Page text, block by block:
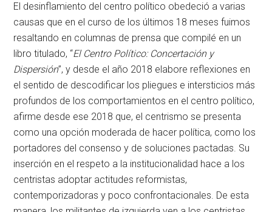
El desinflamiento del centro político obedeció a varias
causas que en el curso de los últimos 18 meses fuimos
resaltando en columnas de prensa que compilé en un
libro titulado, “El Centro Político: Concertación y
Dispersión”, y desde el año 2018 elabore reflexiones en
el sentido de descodificar los pliegues e intersticios más
profundos de los comportamientos en el centro político,
afirme desde ese 2018 que, el centrismo se presenta
como una opción moderada de hacer política, como los
portadores del consenso y de soluciones pactadas. Su
inserción en el respeto a la institucionalidad hace a los
centristas adoptar actitudes reformistas,
contemporizadoras y poco confrontacionales. De esta